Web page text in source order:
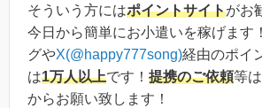
そういう方にはポイントサイトがお
今日から簡単にお小遣いを稼げます
グやX(@happy777song)経由のポイ
は1万人以上です！ 提携のご依頼等は
からお願い致します！